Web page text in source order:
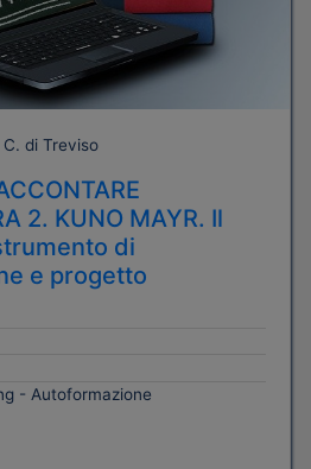
di Treviso
2. KUNO MAYR. Il
di
e progetto
- Autoformazione